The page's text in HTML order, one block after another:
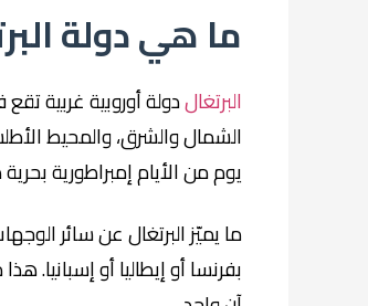
ما هي دولة
البرتغالدولة أوروبية غربية
الشمال والشرق، والمحيط
يوم من الأيام إمبراطورية
ما يميّز البرتغال عن سائر
بفرنسا أو إيطاليا أو إسبانيا.